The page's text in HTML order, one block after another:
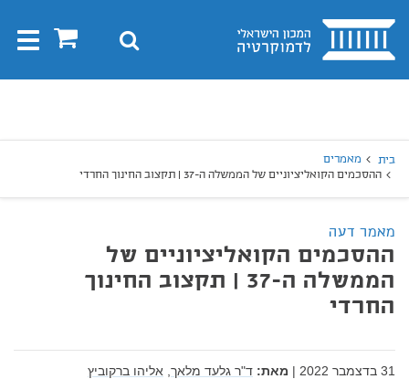
בית 0 חיפוש
בית
מאמרים
ההסכמים הקואליציוניים של הממשלה ה-37 | תקצוב החינוך החרדי
מאמר דעה
ההסכמים הקואליציוניים של
הממשלה ה-37 | תקצוב החינוך
החרדי
31 בדצמבר 2022 | מאת: ד"ר גלעד מלאך, אליהו ברקוביץ